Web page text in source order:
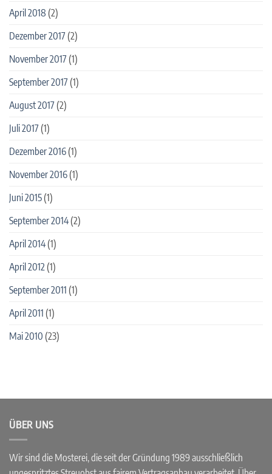
April 2018 (2)
Dezember 2017(2)
November 2017(1)
September 2017(1)
August 2017(2)
Juli 2017(1)
Dezember 2016(1)
November 2016(1)
Juni 2015(1)
September 2014(2)
April 2014(1)
April 2012 (1)
September 2011 (1)
April 2011 (1)
Mai 2010 (23)
ÜBER UNS
Wir sind die Mosterei, die seit der Gründung 1989 ausschließlich